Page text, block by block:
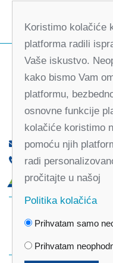
office@partners-
(+381 11) 32 31 551,
Kralja Milana 10,
Koristimo kolačiće
platforma radili
Vaše iskustvo.
kako bismo Vam
platformu,
osnovne funkcije
kolačiće koristimo
pomoću njih
radi
pročitajte u našoj
Politika kolačića
Prihvatam samo
Prihvatam